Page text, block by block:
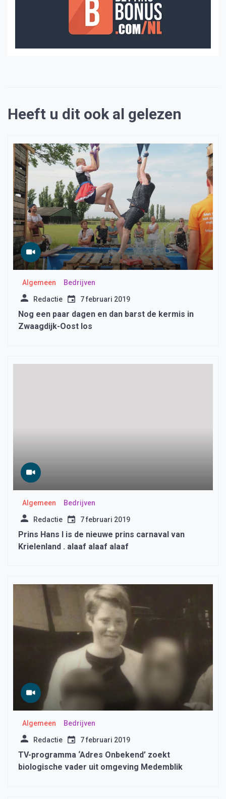
Heeft u dit ook al gelezen
Algemeen Bedrijven
Redactie 7 februari 2019
Nog een paar dagen en dan barst de kermis in
Zwaagdijk-Oost los
Algemeen Bedrijven
Redactie 7 februari 2019
Prins Hans I is de nieuwe prins carnaval van
Krielenland . alaaf alaaf alaaf
Algemeen Bedrijven
Redactie 7 februari 2019
TV-programma ‘Adres Onbekend’ zoekt
biologische vader uit omgeving Medemblik